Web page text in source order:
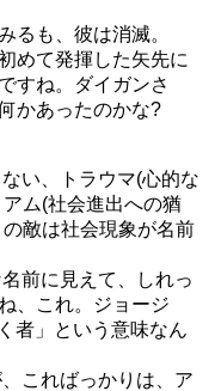
写真を撮ってました
れちゃん
るも、彼は消滅。
めて発揮した矢先に
すね。ダイガンさ
かあったのかな?
い、トラウマ(心的な
ム(社会進出への猶
敵は社会現象が名前
前に見えて、しれっ
、これ。ジョージ
者」という意味なん
こればっかりは、ア